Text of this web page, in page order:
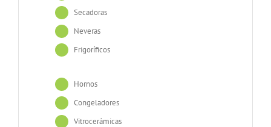
Secadoras
Neveras
Frigoríficos
Hornos
Congeladores
Vitrocerámicas